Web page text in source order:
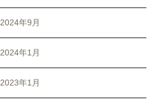
2024年9月
2024年1月
2023年1月